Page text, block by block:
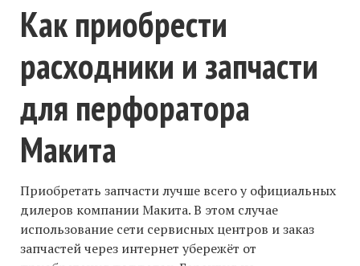
Как приобрести
расходники и запчасти
для перфоратора
Макита
Приобретать запчасти лучше всего у официальных
дилеров компании Макита. В этом случае
использование сети сервисных центров и заказ
запчастей через интернет убережёт от